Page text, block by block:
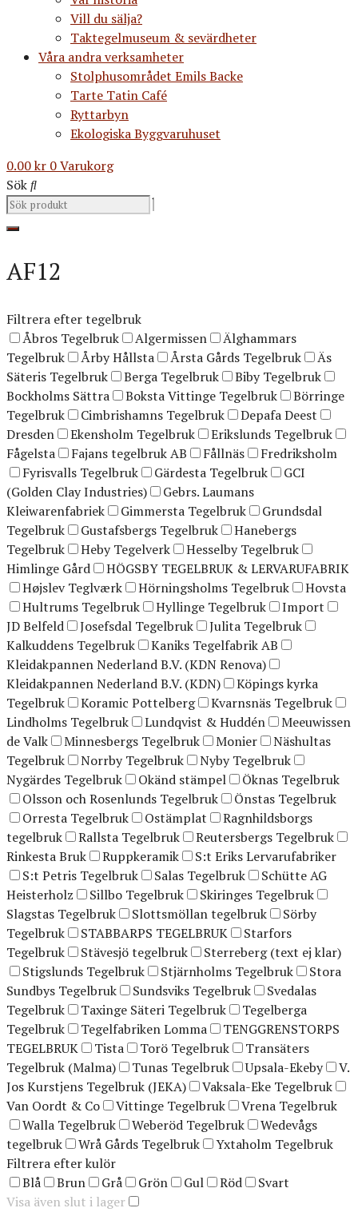
Vill du sälja?
Taktegelmuseum & sevärdheter
Våra andra verksamheter
Stolphusområdet Emils Backe
Tarte Tatin Café
Ryttarbyn
Ekologiska Byggvaruhuset
0.00kr 0Varukorg
Sök
AF12
Filtrera efter tegelbruk
Åbros Tegelbruk
Algermissen
Älghammars
Tegelbruk
Årby Hållsta Årsta Gårds Tegelbruk
Äs
Säteris Tegelbruk
Berga Tegelbruk
Biby Tegelbruk
Bockholms Sättra
Boksta Vittinge Tegelbruk
Börringe
Tegelbruk
Cimbrishamns Tegelbruk
Depafa Deest
Dresden
Ekensholm Tegelbruk
Erikslunds Tegelbruk
Fågelsta
Fajans tegelbruk AB Fållnäs
Fredriksholm
Fyrisvalls Tegelbruk
Gärdesta Tegelbruk
GCI
(Golden Clay Industries)
Gebrs. Laumans
Kleiwarenfabriek
Gimmersta Tegelbruk
Grundsdal
Tegelbruk
Gustafsbergs Tegelbruk
Hanebergs
Tegelbruk
Heby Tegelverk
Hesselby Tegelbruk
Himlinge Gård
HÖGSBY TEGELBRUK & LERVARUFABRIK
Højslev Teglværk
Hörningsholms Tegelbruk
Hovsta
Hultrums Tegelbruk
Hyllinge Tegelbruk
Import
JD Belfeld
Josefsdal Tegelbruk
Julita Tegelbruk
Kalkuddens Tegelbruk
Kaniks Tegelfabrik AB
Kleidakpannen Nederland B.V. (KDN Renova)
Kleidakpannen Nederland B.V. (KDN)
Köpings kyrka
Tegelbruk
Koramic Pottelberg
Kvarnsnäs Tegelbruk
Lindholms Tegelbruk
Lundqvist & Huddén
Meeuwissen
de Valk
Minnesbergs Tegelbruk Monier
Näshultas
Tegelbruk
Norrby Tegelbruk
Nyby Tegelbruk
Nygärdes Tegelbruk
Okänd stämpel
Öknas Tegelbruk
Olsson och Rosenlunds Tegelbruk
Önstas Tegelbruk
Orresta Tegelbruk
Ostämplat
Ragnhildsborgs
tegelbruk
Rallsta Tegelbruk
Reutersbergs Tegelbruk
Rinkesta Bruk
Ruppkeramik
S:t Eriks Lervarufabriker
S:t Petris Tegelbruk
Salas Tegelbruk
Schütte AG
Heisterholz
Sillbo Tegelbruk
Skiringes Tegelbruk
Slagstas Tegelbruk
Slottsmöllan tegelbruk
Sörby
Tegelbruk
STABBARPS TEGELBRUK
Starfors
Tegelbruk
Stävesjö tegelbruk
Sterreberg (text ej klar)
Stigslunds Tegelbruk
Stjärnholms Tegelbruk
Stora
Sundbys Tegelbruk
Sundsviks Tegelbruk
Svedalas
Tegelbruk
Taxinge Säteri Tegelbruk
Tegelberga
Tegelbruk
Tegelfabriken Lomma
TENGGRENSTORPS
TEGELBRUK
Tista Torö Tegelbruk
Transäters
Tegelbruk (Malma)
Tunas Tegelbruk Upsala-Ekeby
V.
Jos Kurstjens Tegelbruk (JEKA)
Vaksala-Eke Tegelbruk
Van Oordt & Co
Vittinge Tegelbruk
Vrena Tegelbruk
Walla Tegelbruk
Weberöd Tegelbruk
Wedevågs
tegelbruk
Wrå Gårds Tegelbruk
Yxtaholm Tegelbruk
Filtrera efter kulör
Blå
Brun Grå Grön Gul Röd
Svart
Visa även slut i lager